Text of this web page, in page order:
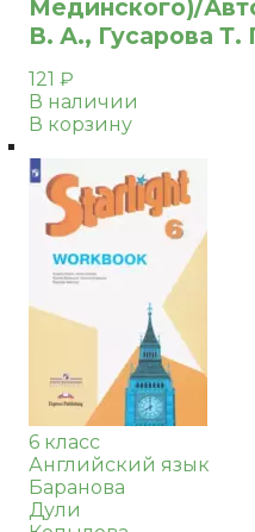
Мединского)/
В. А., Гусарова Т.
121 ₽
В наличии
В корзину
6 класс
Английский язык
Баранова
Дули